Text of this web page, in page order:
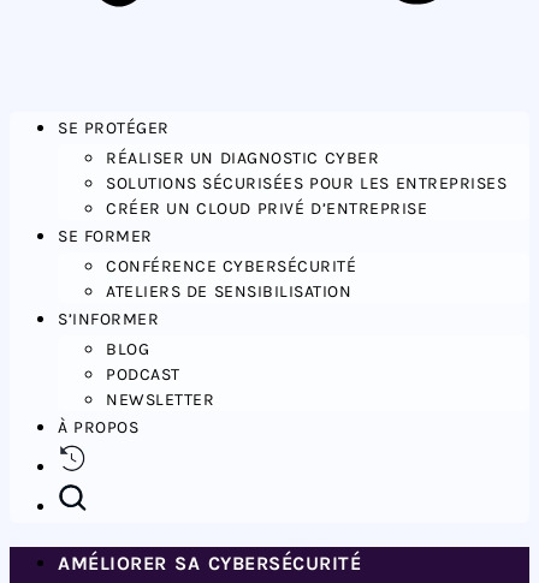
SE PROTÉGER
RÉALISER UN DIAGNOSTIC CYBER
SOLUTIONS SÉCURISÉES POUR LES ENTREPRISES
CRÉER UN CLOUD PRIVÉ D’ENTREPRISE
SE FORMER
CONFÉRENCE CYBERSÉCURITÉ
ATELIERS DE SENSIBILISATION
S’INFORMER
BLOG
PODCAST
NEWSLETTER
À PROPOS
AMÉLIORER SA CYBERSÉCURITÉ